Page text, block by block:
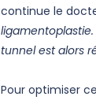
continue le
ligamentoplastie.
tunnel est alors
Pour optimiser